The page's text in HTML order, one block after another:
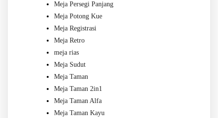
Meja Persegi Panjang
Meja Potong Kue
Meja Registrasi
Meja Retro
meja rias
Meja Sudut
Meja Taman
Meja Taman 2in1
Meja Taman Alfa
Meja Taman Kayu